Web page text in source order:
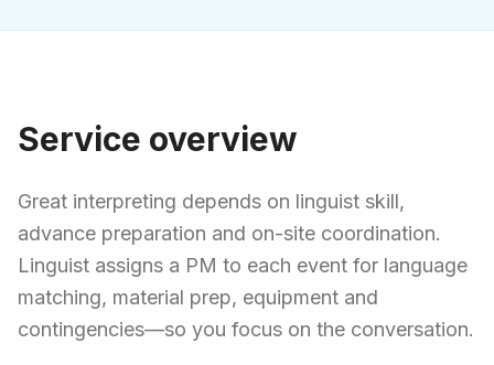
Service overview
Great interpreting depends on linguist skill,
advance preparation and on-site coordination.
Linguist assigns a PM to each event for language
matching, material prep, equipment and
contingencies—so you focus on the conversation.